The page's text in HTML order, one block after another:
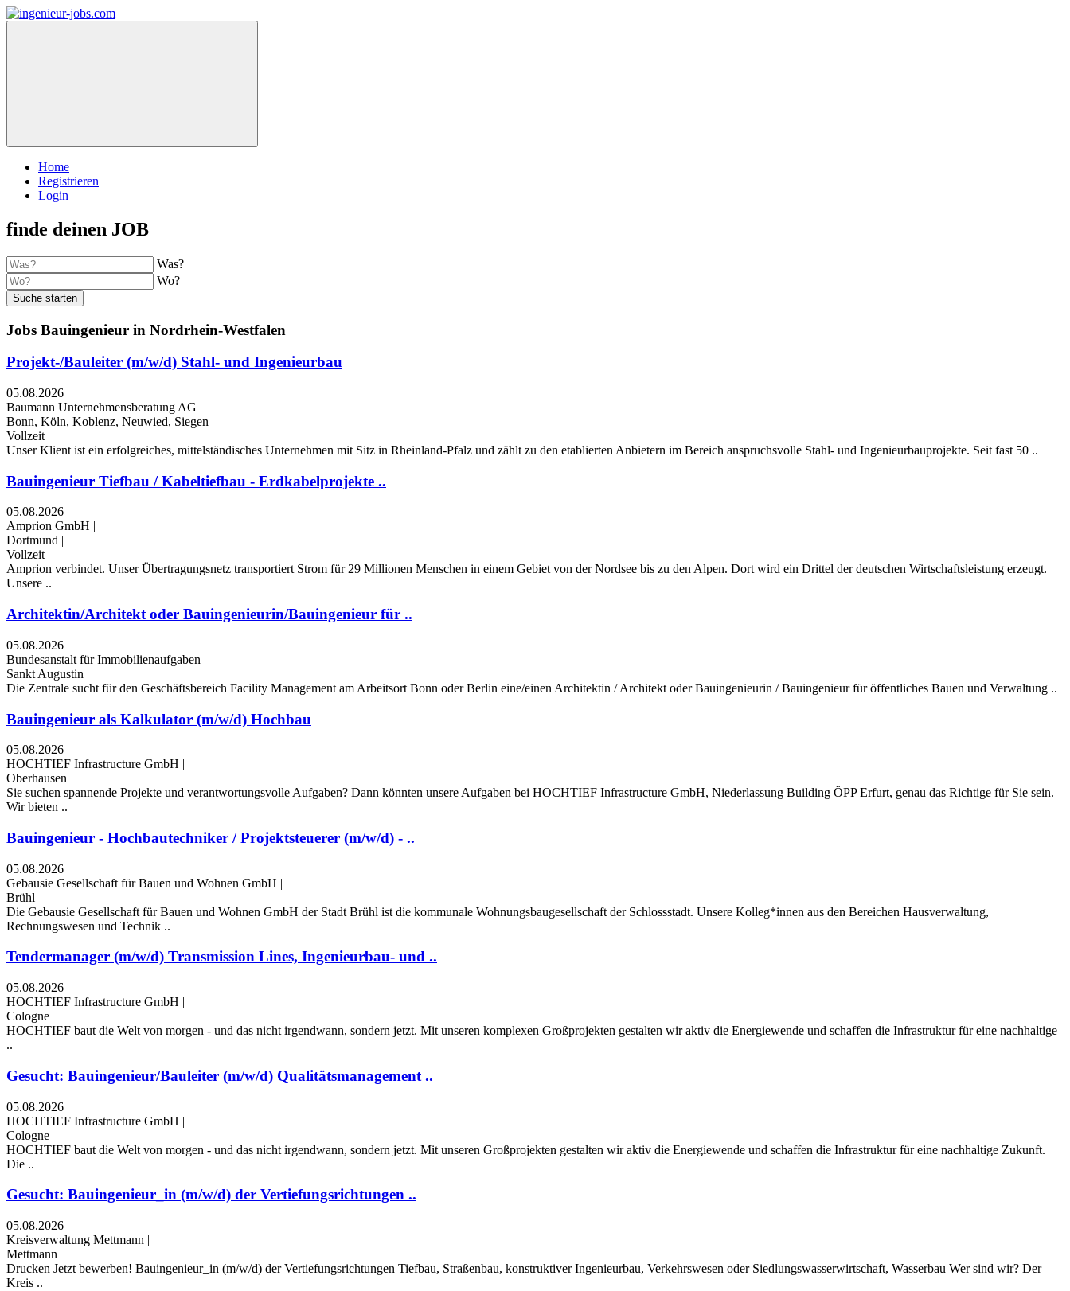
Home
Registrieren
Login
finde deinen JOB
Was?
Wo?
Suche starten
Jobs Bauingenieur in Nordrhein-Westfalen
Projekt-/Bauleiter (m/w/d) Stahl- und Ingenieurbau
05.08.2026 |
Baumann Unternehmensberatung AG |
Bonn, Köln, Koblenz, Neuwied, Siegen |
Vollzeit
Unser Klient ist ein erfolgreiches, mittelständisches Unternehmen mit Sitz in Rheinland-Pfalz und zählt zu den etablierten Anbietern im Bereich anspruchsvolle Stahl- und Ingenieurbauprojekte. Seit fast 50 ..
Bauingenieur Tiefbau / Kabeltiefbau - Erdkabelprojekte ..
05.08.2026 |
Amprion GmbH |
Dortmund |
Vollzeit
Amprion verbindet. Unser Übertragungsnetz transportiert Strom für 29 Millionen Menschen in einem Gebiet von der Nordsee bis zu den Alpen. Dort wird ein Drittel der deutschen Wirtschaftsleistung erzeugt.
Unsere ..
Architektin/Architekt oder Bauingenieurin/Bauingenieur für ..
05.08.2026 |
Bundesanstalt für Immobilienaufgaben |
Sankt Augustin
Die Zentrale sucht für den Geschäftsbereich Facility Management am Arbeitsort Bonn oder Berlin eine/einen Architektin / Architekt oder Bauingenieurin / Bauingenieur für öffentliches Bauen und Verwaltung ..
Bauingenieur als Kalkulator (m/w/d) Hochbau
05.08.2026 |
HOCHTIEF Infrastructure GmbH |
Oberhausen
Sie suchen spannende Projekte und verantwortungsvolle Aufgaben? Dann könnten unsere Aufgaben bei HOCHTIEF Infrastructure GmbH, Niederlassung Building ÖPP Erfurt, genau das Richtige für Sie sein.
Wir bieten ..
Bauingenieur - Hochbautechniker / Projektsteuerer (m/w/d) - ..
05.08.2026 |
Gebausie Gesellschaft für Bauen und Wohnen GmbH |
Brühl
Die Gebausie Gesellschaft für Bauen und Wohnen GmbH der Stadt Brühl ist die kommunale Wohnungsbaugesellschaft der Schlossstadt. Unsere Kolleg*innen aus den Bereichen Hausverwaltung,
Rechnungswesen und Technik ..
Tendermanager (m/w/d) Transmission Lines, Ingenieurbau- und ..
05.08.2026 |
HOCHTIEF Infrastructure GmbH |
Cologne
HOCHTIEF baut die Welt von morgen - und das nicht irgendwann, sondern jetzt. Mit unseren komplexen Großprojekten gestalten wir aktiv die Energiewende und schaffen die Infrastruktur für eine nachhaltige
..
Gesucht: Bauingenieur/Bauleiter (m/w/d) Qualitätsmanagement ..
05.08.2026 |
HOCHTIEF Infrastructure GmbH |
Cologne
HOCHTIEF baut die Welt von morgen - und das nicht irgendwann, sondern jetzt. Mit unseren Großprojekten gestalten wir aktiv die Energiewende und schaffen die Infrastruktur für eine nachhaltige Zukunft.
Die ..
Gesucht: Bauingenieur_in (m/w/d) der Vertiefungsrichtungen ..
05.08.2026 |
Kreisverwaltung Mettmann |
Mettmann
Drucken Jetzt bewerben! Bauingenieur_in (m/w/d) der Vertiefungsrichtungen Tiefbau, Straßenbau, konstruktiver Ingenieurbau, Verkehrswesen oder Siedlungswasserwirtschaft, Wasserbau Wer sind wir? Der
Kreis ..